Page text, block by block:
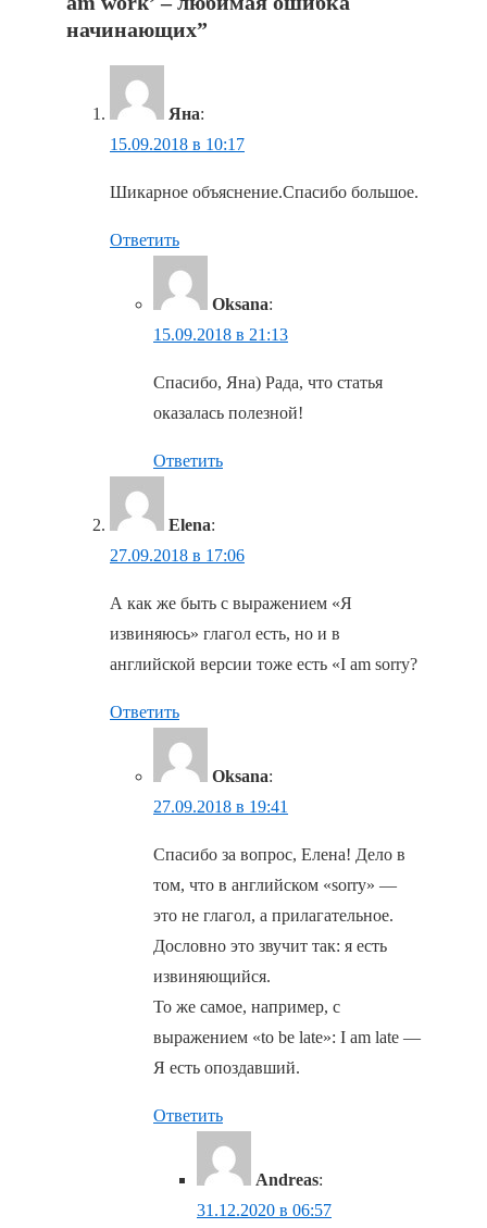
начинающих”
Яна:
15.09.2018 в 10:17
Шикарное объяснение.Спасибо большое.
Ответить
Oksana:
15.09.2018 в 21:13
Спасибо, Яна) Рада, что статья
оказалась полезной!
Ответить
Elena:
27.09.2018 в 17:06
А как же быть с выражением «Я
извиняюсь» глагол есть, но и в
английской версии тоже есть «I am sorry?
Ответить
Oksana:
27.09.2018 в 19:41
Спасибо за вопрос, Елена! Дело в
том, что в английском «sorry» —
это не глагол, а прилагательное.
Дословно это звучит так: я есть
извиняющийся.
То же самое, например, с
выражением «to be late»: I am late —
Я есть опоздавший.
Ответить
Andreas:
31.12.2020 в 06:57